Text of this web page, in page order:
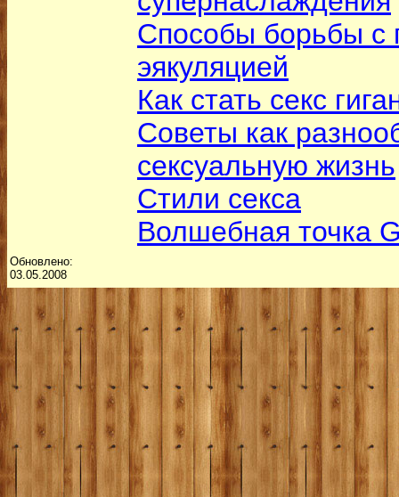
Способы борьбы с
эякуляцией
Как стать секс
Советы как
сексуальную жизнь
Стили секса
Волшебная точка
Обновлено:
03.05.2008